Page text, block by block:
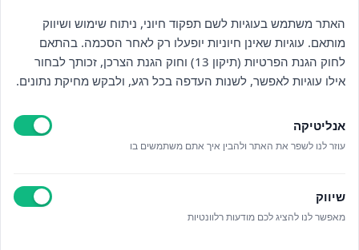
האתר משתמש בעוגיות לשם תפקוד חיוני, ניתוח שימוש ושיווק
מותאם. עוגיות שאינן חיוניות יופעלו רק לאחר הסכמה. בהתאם
לחוק הגנת הפרטיות (תיקון 13) וחוק הגנת הצרכן, זכותך לבחור
אילו עוגיות לאפשר, לשנות העדפה בכל רגע, ולבקש מחיקת נתונים.
אנליטיקה
עוזר לנו לשפר את האתר ולהבין איך אתם משתמשים בו
שיווק
מאפשר לנו להציג לכם מודעות רלוונטיות